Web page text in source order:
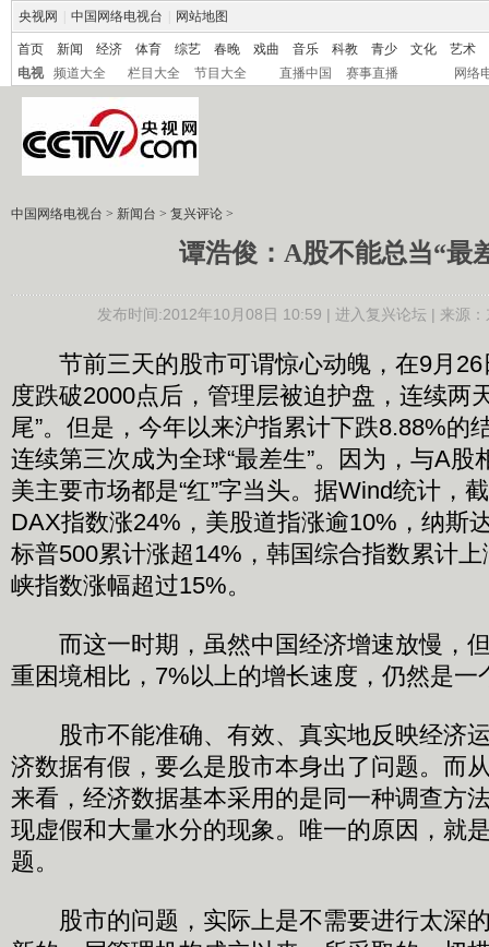
央视网 中国网络电视台 网站地图
首页 新闻 经济 体育 综艺 春晚 戏曲 音乐 科教 青少 文化
艺术
电视
频道大全 栏目大全 节目大全 直播中国 赛事直播 网络
中国网络电视台 > 新闻台 > 复兴评论 >
谭浩俊：A股不能总当“最
发布时间:2012年10月08日 10:59 | 进入复兴论坛| 来源
节前三天的股市可谓惊心动魄，在9月26
度跌破2000点后，管理层被迫护盘，连续两
尾”。但是，今年以来沪指累计下跌8.88%的
连续第三次成为全球“最差生”。因为，与A股
美主要市场都是“红”字当头。据Wind统计，
DAX指数涨24%，美股道指涨逾10%，纳斯
标普500累计涨超14%，韩国综合指数累计
峡指数涨幅超过15%。
而这一时期，虽然中国经济增速放慢，
重困境相比，7%以上的增长速度，仍然是一
股市不能准确、有效、真实地反映经济
济数据有假，要么是股市本身出了问题。而
来看，经济数据基本采用的是同一种调查方
现虚假和大量水分的现象。唯一的原因，就
题。
股市的问题，实际上是不需要进行太深